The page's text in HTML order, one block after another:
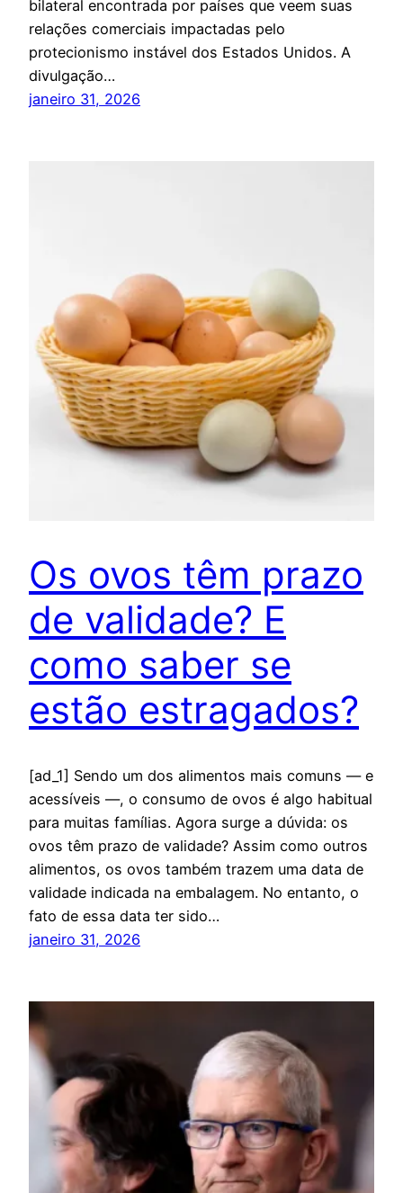
bilateral encontrada por países que veem suas
relações comerciais impactadas pelo
protecionismo instável dos Estados Unidos. A
divulgação…
janeiro 31, 2026
Os ovos têm prazo
de validade? E
como saber se
estão estragados?
[ad_1] Sendo um dos alimentos mais comuns — e
acessíveis —, o consumo de ovos é algo habitual
para muitas famílias. Agora surge a dúvida: os
ovos têm prazo de validade? Assim como outros
alimentos, os ovos também trazem uma data de
validade indicada na embalagem. No entanto, o
fato de essa data ter sido…
janeiro 31, 2026